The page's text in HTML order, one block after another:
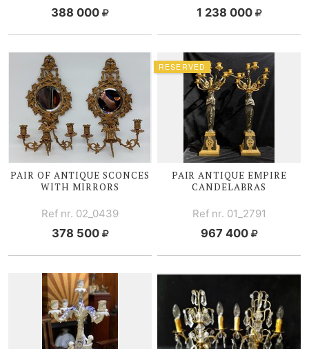
388 000 1 238 000
PAIR OF ANTIQUE SCONCES
WITH MIRRORS
Ref nr. 02_0439
378 500
PAIR ANTIQUE EMPIRE
CANDELABRAS
Ref nr. 01_2791
967 400
RESERVED